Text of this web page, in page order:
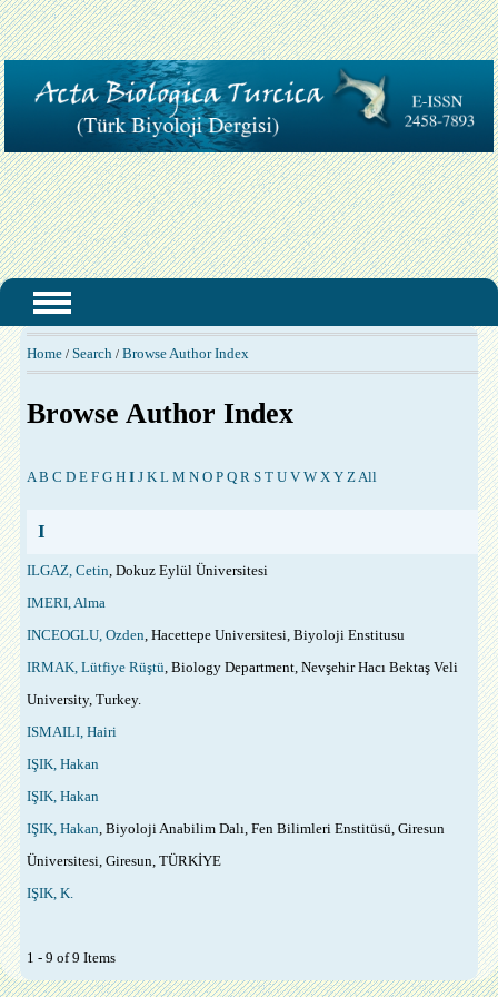
Home/ Search / Browse Author Index
Browse Author Index
A B C D E F G H I J K L M N O P Q R S T U V W X Y Z All
I
ILGAZ, Cetin , Dokuz Eylül Üniversitesi
IMERI, Alma
INCEOGLU, Ozden , Hacettepe Universitesi, Biyoloji Enstitusu
IRMAK, Lütfiye Rüştü , Biology Department, Nevşehir Hacı Bektaş Veli
University, Turkey.
ISMAILI, Hairi
IŞIK, Hakan
IŞIK, Hakan
IŞIK, Hakan , Biyoloji Anabilim Dalı, Fen Bilimleri Enstitüsü, Giresun
Üniversitesi, Giresun, TÜRKİYE
IŞIK, K.
1 - 9 of 9 Items